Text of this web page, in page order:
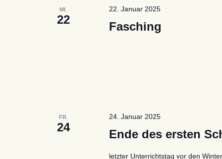
MI.
22
Fasching
22. Januar 2025
FR.
24
Ende des ersten
24. Januar 2025
letzter Unterrichtstag vor den